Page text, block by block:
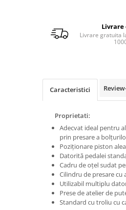
Masini de gaurit cu angrenaj, masa
Masini de gaurit cu coloana si
curea de distributie
Masini de gaurit cu stand si
Masini de gaurit radiale
Masini de gaurit si frezat
Masini de gaurit cu freza
Masini de frezat universale
Centre de prelucrare verticale CNC
Livrare gratuita
Caracteristici
Proprietati:
Adecvat ideal pentru
prin presare a
Poziţionare piston
Datorită pedalei
Cadru de oţel sudat
Cilindru de presare
Utilizabil multiplu
Prese de atelier de
Standard cu troliu cu